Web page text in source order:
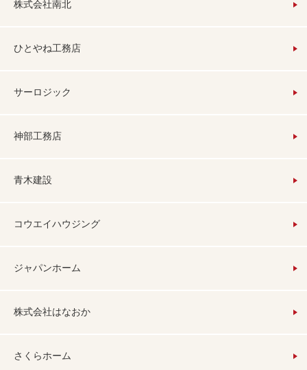
株式会社南北
ひとやね工務店
サーロジック
神部工務店
青木建設
コウエイハウジング
ジャパンホーム
株式会社はなおか
さくらホーム